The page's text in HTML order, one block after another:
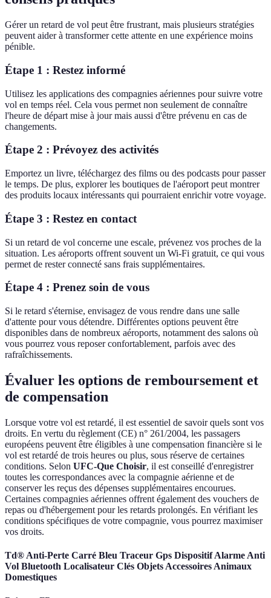
Gérer un retard de vol peut être frustrant, mais plusieurs stratégies
peuvent aider à transformer cette attente en une expérience moins
pénible.
Étape 1 : Restez informé
Utilisez les applications des compagnies aériennes pour suivre votre
vol en temps réel. Cela vous permet non seulement de connaître
l'heure de départ mise à jour mais aussi d'être prévenu en cas de
changements.
Étape 2 : Prévoyez des activités
Emportez un livre, téléchargez des films ou des podcasts pour passer
le temps. De plus, explorer les boutiques de l'aéroport peut montrer
des produits locaux intéressants qui pourraient enrichir votre voyage.
Étape 3 : Restez en contact
Si un retard de vol concerne une escale, prévenez vos proches de la
situation. Les aéroports offrent souvent un Wi-Fi gratuit, ce qui vous
permet de rester connecté sans frais supplémentaires.
Étape 4 : Prenez soin de vous
Si le retard s'éternise, envisagez de vous rendre dans une salle
d'attente pour vous détendre. Différentes options peuvent être
disponibles dans de nombreux aéroports, notamment des salons où
vous pourrez vous reposer confortablement, parfois avec des
rafraîchissements.
Évaluer les options de remboursement et
de compensation
Lorsque votre vol est retardé, il est essentiel de savoir quels sont vos
droits. En vertu du règlement (CE) n° 261/2004, les passagers
européens peuvent être éligibles à une compensation financière si le
vol est retardé de trois heures ou plus, sous réserve de certaines
conditions. Selon UFC-Que Choisir, il est conseillé d'enregistrer
toutes les correspondances avec la compagnie aérienne et de
conserver les reçus des dépenses supplémentaires encourues.
Certaines compagnies aériennes offrent également des vouchers de
repas ou d'hébergement pour les retards prolongés. En vérifiant les
conditions spécifiques de votre compagnie, vous pourrez maximiser
vos droits.
Td® Anti-Perte Carré Bleu Traceur Gps Dispositif Alarme Anti
Vol Bluetooth Localisateur Clés Objets Accessoires Animaux
Domestiques